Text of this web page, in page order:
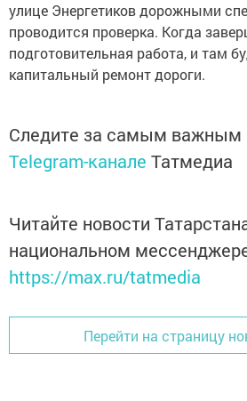
улице Энергетиков дорожными
проводится проверка. Когда
подготовительная работа, и там
капитальный ремонт дороги.
Следите за самым важным
Telegram-канале Татмедиа
Читайте новости
национальном
https://max.ru/tatmedia
Перейти на страницу